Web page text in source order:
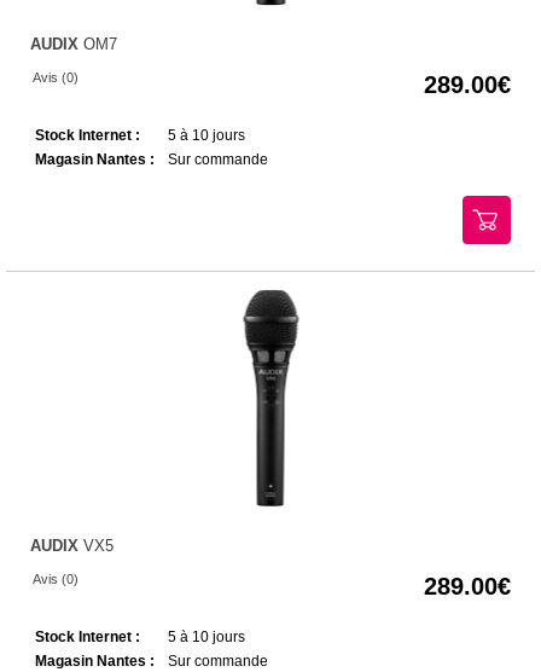
AUDIX OM7
Avis (0) 289.00
Stock Internet :
5 à 10 jours
Magasin Nantes :
Sur commande
AUDIX VX5
Avis (0) 289.00
Stock Internet :
5 à 10 jours
Magasin Nantes :
Sur commande